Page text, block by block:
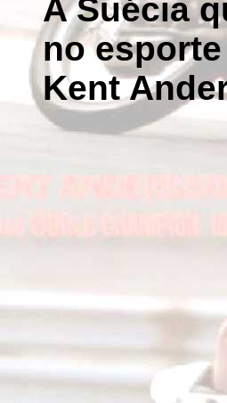
A Suécia
no
Kent